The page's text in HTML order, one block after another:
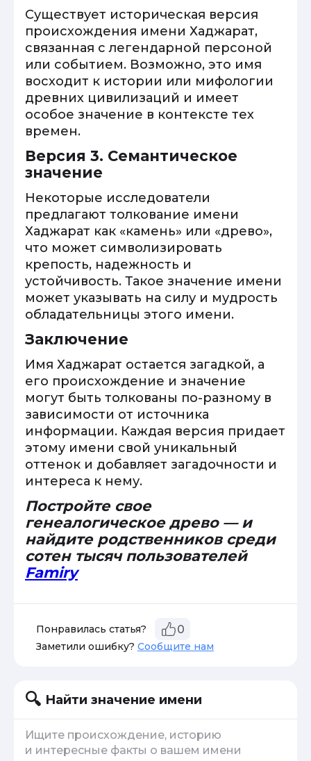
Существует историческая версия
происхождения имени Хаджарат,
связанная с легендарной персоной
или событием. Возможно, это имя
восходит к истории или мифологии
древних цивилизаций и имеет
особое значение в контексте тех
времен.
Версия 3. Семантическое
значение
Некоторые исследователи
предлагают толкование имени
Хаджарат как «камень» или «древо»,
что может символизировать
крепость, надежность и
устойчивость. Такое значение имени
может указывать на силу и мудрость
обладательницы этого имени.
Заключение
Имя Хаджарат остается загадкой, а
его происхождение и значение
могут быть толкованы по-разному в
зависимости от источника
информации. Каждая версия придает
этому имени свой уникальный
оттенок и добавляет загадочности и
интереса к нему.
Постройте свое
генеалогическое древо — и
найдите родственников среди
сотен тысяч пользователей
Famiry
Понравилась статья? 0
Заметили ошибку? Сообщите нам
Найти значение имени
Ищите происхождение, историю
и интересные факты о вашем имени